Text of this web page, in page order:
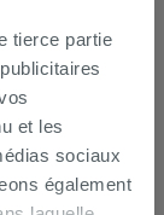
tierce partie
et les
sociaux
également